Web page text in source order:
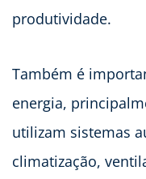
produtividade.
Também é
energia,
utilizam sistemas
climatização,